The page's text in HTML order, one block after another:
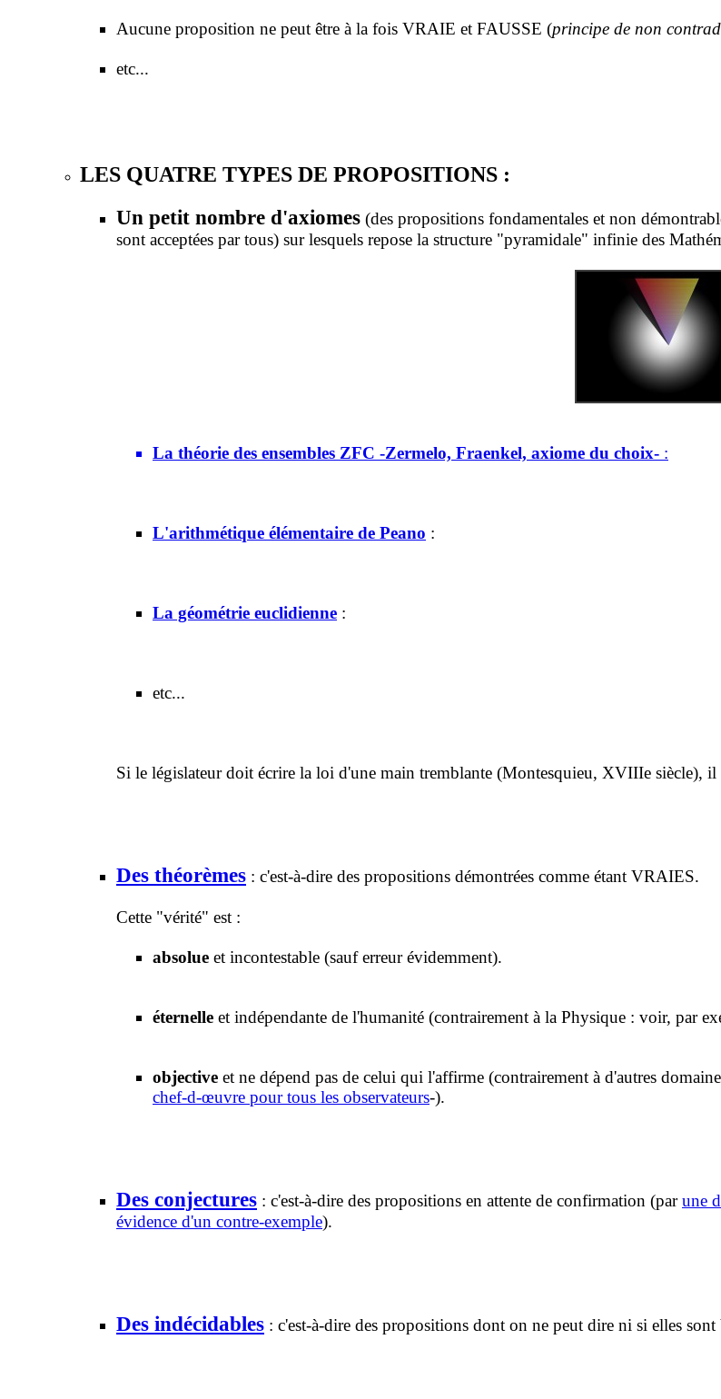
Aucune proposition ne peut être à la fois VRAIE et FAUSSE (principe de non
etc...
LES QUATRE TYPES DE PROPOSITIONS :
Un petit nombre d'axiomes (des propositions fondamentales et non
sont acceptées par tous) sur lesquels repose la structure "pyramidale" infinie des
La théorie des ensembles ZFC -Zermelo, Fraenkel, axiome du choix- :
L'arithmétique élémentaire de Peano :
La géométrie euclidienne :
etc...
Si le législateur doit écrire la loi d'une main tremblante (Montesquieu, XVIIIe siècle), il
Des théorèmes : c'est-à-dire des propositions démontrées comme étant VRAIES.
Cette "vérité" est :
absolue et incontestable (sauf erreur évidemment).
éternelle et indépendante de l'humanité (contrairement à la Physique : voir, par
objective et ne dépend pas de celui qui l'affirme (contrairement à d'autres
chef-d-œuvre pour tous les observateurs-).
Des conjectures : c'est-à-dire des propositions en attente de confirmation (parune
évidence d'un contre-exemple).
Des indécidables : c'est-à-dire des propositions dont on ne peut dire ni si elles